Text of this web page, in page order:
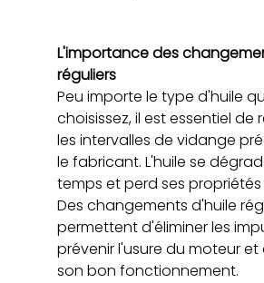
L'importance des
réguliers
Peu importe le type d'huile
choisissez, il est essentiel de
les intervalles de vidange
le fabricant. L'huile se
temps et perd ses
Des changements d'huile
permettent d'éliminer les
prévenir l'usure du moteur
son bon fonctionnement.